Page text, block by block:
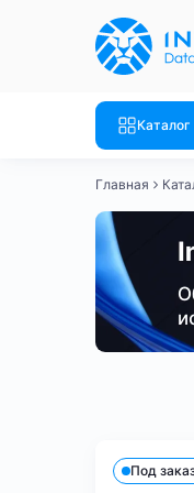
Каталог
ASIC
Главная
Под